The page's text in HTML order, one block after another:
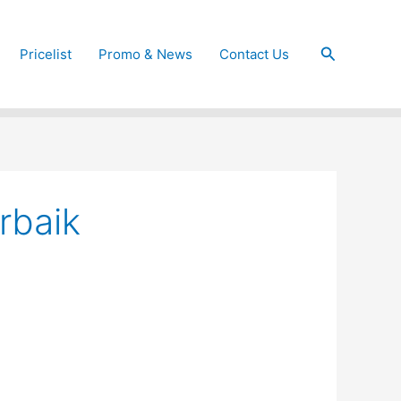
Pricelist Promo & News Contact Us Cari